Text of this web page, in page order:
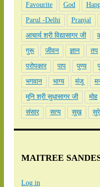
Favourite God
Parul -Delhi Pranjal
आचार्य श्री विद्यासागर जी
गुरू जीवन ज्ञान तप
परोपकार पाप पुण्य
भगवान भाग्य मंजू
मुनि श्री सुधासागर जी मोह
संसार सत्य सुख
MAITREE
Log in